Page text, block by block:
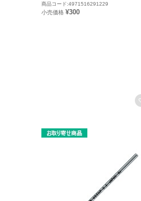
商品コード:4971516291229
小売価格 ¥300